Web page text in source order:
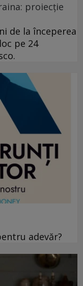
proiecție
de la începerea
pe 24
adevăr?